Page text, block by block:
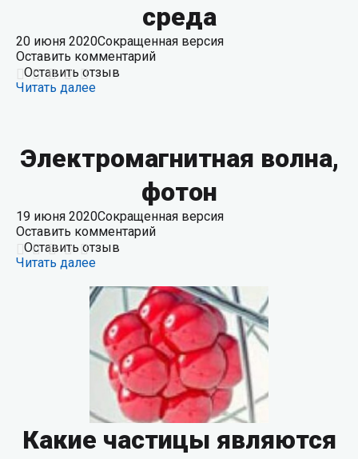
среда
20 июня 2020Сокращенная версия
Оставить комментарий
Оставить отзыв
Читать далее
Электромагнитная волна,
фотон
19 июня 2020Сокращенная версия
Оставить комментарий
Оставить отзыв
Читать далее
Какие частицы являются